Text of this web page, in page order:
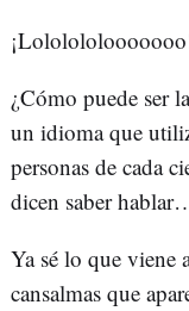
¿Cómo puede ser
un idioma que
personas de cada
dicen saber
Ya sé lo que viene
cansalmas que